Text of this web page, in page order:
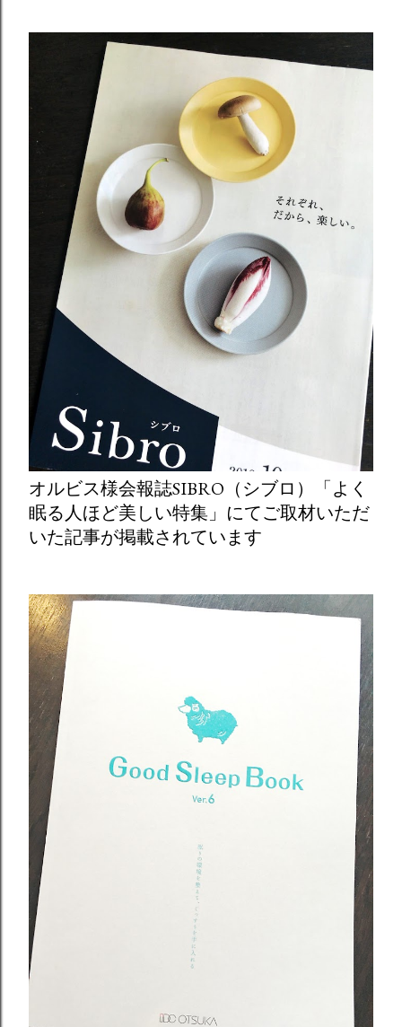
オルビス様会報誌SIBRO（シブロ）「よく
眠る人ほど美しい特集」にてご取材いただ
いた記事が掲載されています